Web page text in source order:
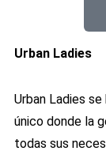
Urban Ladies
Urban Ladies
único donde la
todas sus